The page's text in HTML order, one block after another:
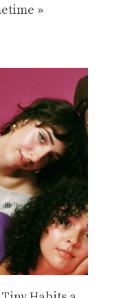
»